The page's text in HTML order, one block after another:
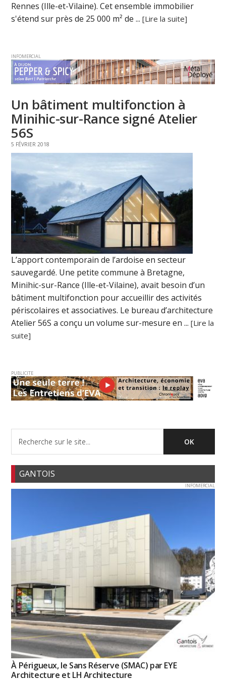
Rennes (Ille-et-Vilaine). Cet ensemble immobilier
s'étend sur près de 25 000 m² de ...[Lire la suite]
INFOMERCIAL
Un bâtiment multifonction à
Minihic-sur-Rance signé Atelier
56S
5 FÉVRIER 2018
L’apport contemporain de l’ardoise en secteur
sauvegardé. Une petite commune à Bretagne,
Minihic-sur-Rance (Ille-et-Vilaine), avait besoin d’un
bâtiment multifonction pour accueillir des activités
périscolaires et associatives. Le bureau d’architecture
Atelier 56S a conçu un volume sur-mesure en ...[Lire la
suite]
PUBLICITE
GANTOIS
INFOMERCIAL
À Périgueux, le Sans Réserve (SMAC) par EYE
Architecture et LH Architecture